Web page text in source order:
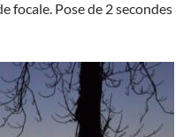
focale. Pose de 2 secondes